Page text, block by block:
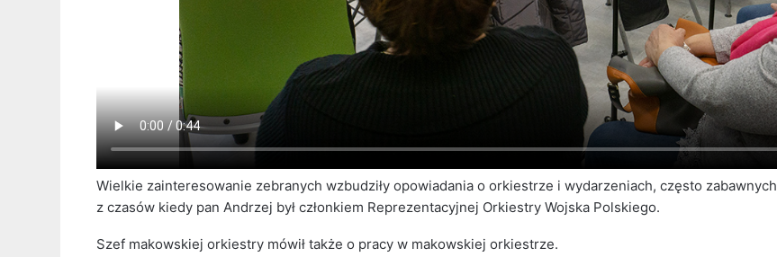
Wielkie zainteresowanie zebranych wzbudziły opowiadania o orkiestrze i wydarzeniach, często zabawnych
z czasów kiedy pan Andrzej był członkiem Reprezentacyjnej Orkiestry Wojska Polskiego.
Szef makowskiej orkiestry mówił także o pracy w makowskiej orkiestrze.